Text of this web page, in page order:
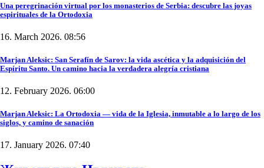
Una peregrinación virtual por los monasterios de Serbia: descubre las joyas
espirituales de la Ortodoxia
16. March 2026. 08:56
Marjan Aleksic: San Serafín de Sarov: la vida ascética y la adquisición del
Espíritu Santo. Un camino hacia la verdadera alegría cristiana
12. February 2026. 06:00
Marjan Aleksic: La Ortodoxia — vida de la Iglesia, inmutable a lo largo de los
siglos, y camino de sanación
17. January 2026. 07:40